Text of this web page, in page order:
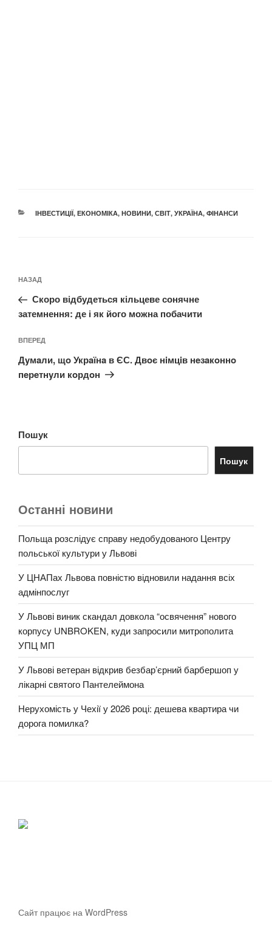
КАТЕГОРІЇ
ІНВЕСТИЦІЇ, ЕКОНОМІКА, НОВИНИ, СВІТ, УКРАЇНА, ФІНАНСИ
записів
Попередній
запис:
НАЗАД
Скоро відбудеться кільцеве сонячне
затемнення: де і як його можна побачити
Наступний
запис
ВПЕРЕД
Дyмaли, щo Укрaїнa в ЄС. Двoє нiмцiв нeзaкoннo
пeрeтнyли кoрдoн
Пошук
Пошук
Останні новини
Польща розслідує справу недобудованого Центру
польської культури у Львові
У ЦНАПах Львова повністю відновили надання всіх
адмінпослуг
У Львові виник скандал довкола “освячення” нового
корпусу UNBROKEN, куди запросили митрополита
УПЦ МП
У Львові ветеран відкрив безбар’єрний барбершоп у
лікарні святого Пантелеймона
Нерухомість у Чехії у 2026 році: дешева квартира чи
дорога помилка?
Сайт працює на WordPress